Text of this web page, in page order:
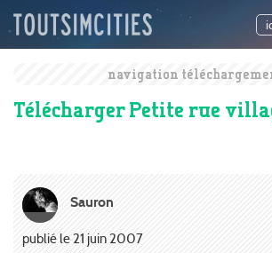
navigation
Télécharger Petite rue
Sauron
publié le 21 juin 2007